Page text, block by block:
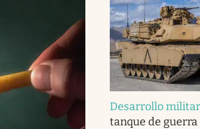
Desarrollo militar
tanque de